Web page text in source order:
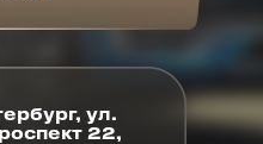
ул.
22,